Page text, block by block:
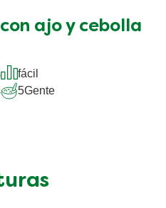
ajo y cebolla
fácil
5Gente